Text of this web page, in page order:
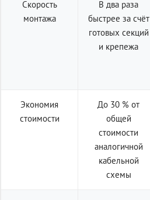
Скорость
монтажа
В два раза
быстрее за счёт
готовых секций
и крепежа
Экономия
стоимости
До 30 % от
общей
стоимости
аналогичной
кабельной
схемы